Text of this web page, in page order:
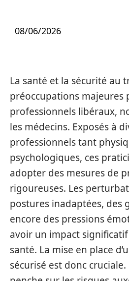
08/06/2026
La santé et la sécurité au
préoccupations majeures
professionnels libéraux,
les médecins. Exposés à
professionnels tant
psychologiques, ces
adopter des mesures de
rigoureuses. Les
postures inadaptées, des
encore des pressions
avoir un impact
santé. La mise en place
sécurisé est donc cruciale.